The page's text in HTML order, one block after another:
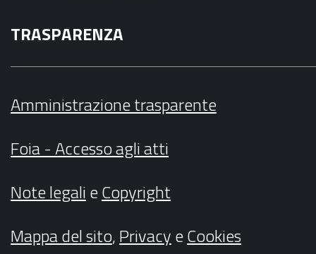
TRASPARENZA
Amministrazione trasparente
Foia - Accesso agli atti
Note legalieCopyright
Mappa del sito,PrivacyeCookies